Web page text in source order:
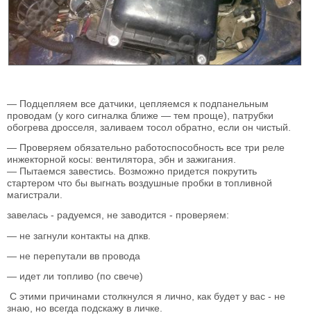
— Подцепляем все датчики, цепляемся к подпанельным
проводам (у кого сигналка ближе — тем проще), патрубки
обогрева дросселя, заливаем тосол обратно, если он чистый.
— Проверяем обязательно работоспособность все три реле
инжекторной косы: вентилятора, эбн и зажигания.
— Пытаемся завестись. Возможно придется покрутить
стартером что бы выгнать воздушные пробки в топливной
магистрали.
завелась - радуемся, не заводится - проверяем:
— не загнули контакты на дпкв.
— не перепутали вв провода
— идет ли топливо (по свече)
С этими причинами столкнулся я лично, как будет у вас - не
знаю, но всегда подскажу в личке.